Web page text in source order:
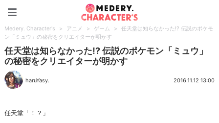
Medery. Character's > アニメ > ゲーム >
任天堂は知らなかった!? 伝説のポケモ
ン「ミュウ」の秘密をクリエイターが明かす
任天堂は知らなかった!? 伝説のポケモン「ミュウ」
の秘密をクリエイターが明かす
haruYasy. 2016.11.12 13:00
任天堂「！？」